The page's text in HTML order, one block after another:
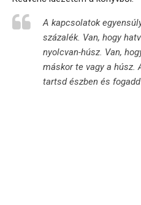
A kapcsolatok
százalék. Van, hogy
nyolcvan-húsz. Van,
máskor te vagy a húsz.
tartsd észben és